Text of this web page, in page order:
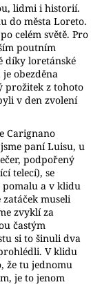
lidmi i historií.
do města Loreto.
celém světě. Pro
poutním
díky loretánské
obezděna
prožitek z tohoto
v den zvolení
Carignano
paní Luisu, u
podpořený
telecí), se
pomalu a v klidu
museli
zvyklí za
častým
si to šinuli dva
V klidu
že tu jednomu
je to jenom